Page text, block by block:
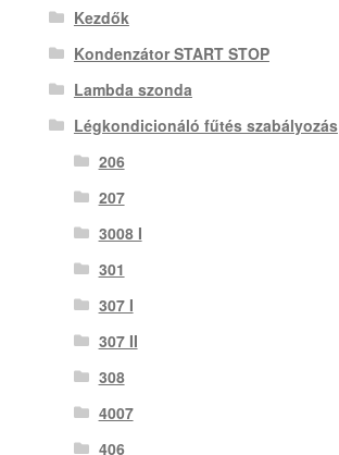
Kezdők
Kondenzátor START STOP
Lambda szonda
Légkondicionáló fűtés szabályozás
206
207
3008 I
301
307 I
307 II
308
4007
406